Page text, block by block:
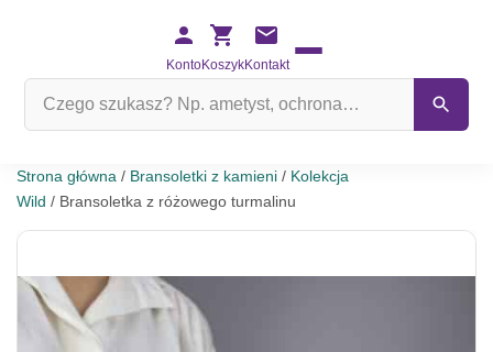
KontoKoszykKontakt
Strona główna / Bransoletki z kamieni / Kolekcja
Wild / Bransoletka z różowego turmalinu